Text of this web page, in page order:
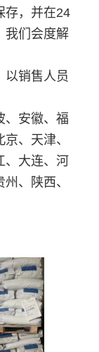
存，并在24
我们会度解
以销售人员
、安徽、福
、天津、
大连、河
、陕西、